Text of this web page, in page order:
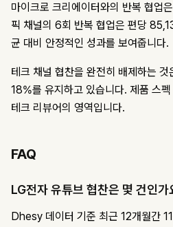
마이크로 크리에이터와의 반복 협업
픽 채널의 6회 반복 협업은 편당
균 대비 안정적인 성과를 보여줍니다.
테크 채널 협찬을 완전히 배제하는
18%를 유지하고 있습니다. 제품 스
테크 리뷰어의 영역입니다.
FAQ
LG전자 유튜브 협찬은 몇 건인가
Dhesy 데이터 기준 최근 12개월간